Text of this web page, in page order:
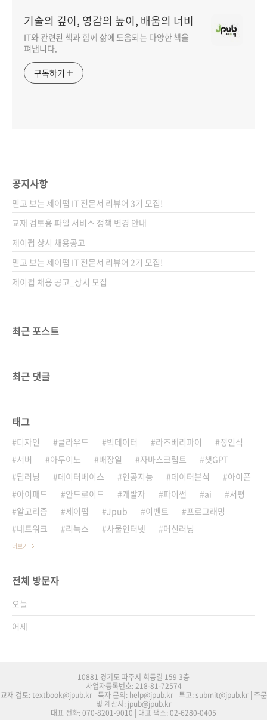
기술의 깊이, 영감의 높이, 배움의 너비
IT와 관련된 책과 함께 삶에 도움되는 다양한 책을
펴냅니다.
구독하기
공지사항
믿고 보는 제이펍 IT 전문서 리뷰어 3기 모집!
교재 검토용 파일 서비스 정책 변경 안내
제이펍 상시 채용공고
믿고 보는 제이펍 IT 전문서 리뷰어 2기 모집!
제이펍 채용 공고_상시 모집
최근 포스트
최근 댓글
태그
디자인 클라우드 빅데이터 라즈베리파이
정인식
서버
아두이노 배장열 자바스크립트
챗GPT
딥러닝
데이터베이스 인공지능 데이터분석
아이폰
아이패드
안드로이드 개발자 파이썬 ai
서평
알고리즘
제이펍 Jpub 이벤트
프로그래밍
네트워크
리눅스 사물인터넷 머신러닝
더보기
전체 방문자
오늘
어제
10881 경기도 파주시 회동길 159 3층
사업자등록번호: 218-81-72574
교재 검토: textbook@jpub.kr | 독자 문의: help@jpub.kr | 투고: submit@jpub.kr | 주문
및 계산서: jpub@jpub.kr
대표 전화: 070-8201-9010 | 대표 팩스: 02-6280-0405